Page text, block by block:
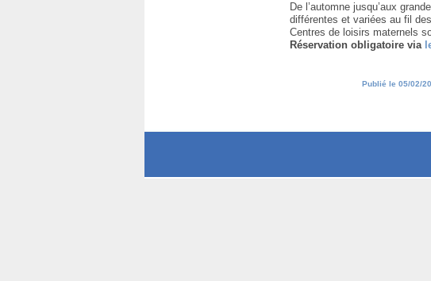
De l’automne jusqu’aux
différentes et variées au fil
Centres de loisirs maternels
Réservation obligatoire via
Publié le 05/02/